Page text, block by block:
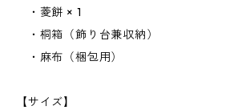
・菱餅 × 1
・桐箱（飾り台兼収納）
・麻布（梱包用）
【サイズ】